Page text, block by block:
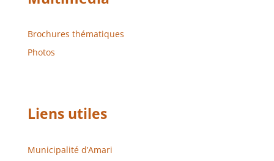
Brochures thématiques
Photos
Liens utiles
Municipalité d’Amari